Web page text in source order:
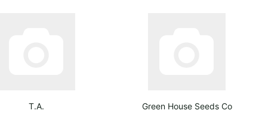
T.A. Green House Seeds Co